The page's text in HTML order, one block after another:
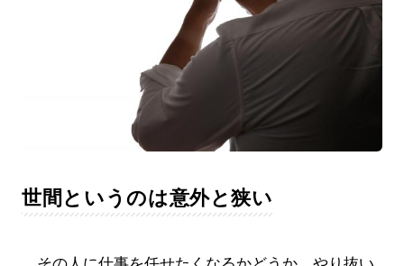
世間というのは意外と狭い